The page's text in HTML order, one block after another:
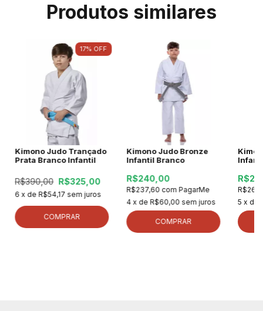
Produtos similares
17% OFF
Kimono Judo Trançado
Prata Branco Infantil
R$390,00 R$325,00
6 x de R$54,17 sem juros
COMPRAR
Kimono Judo Bronze
Infantil Branco
R$240,00
R$237,60 com PagarMe
4 x de R$60,00 sem juros
COMPRAR
5 x de